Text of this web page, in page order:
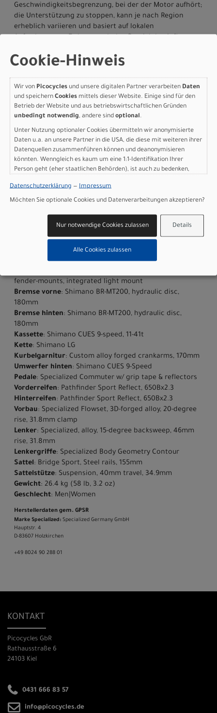
Geschwindigkeitsbegrenzung, bei der der Motor aufhört;
die Unterstützung zu stoppen, kann je nach Region
erheblich variieren und basiert auf lokalen
geringeren Bereich führen.
Motor : Specialized 2.0, 70Nm torque, custom tuned
: Specialized U2-710, alloy casing, state of charge
display, 710Wh
: E5 Aluminum, mid-drive motor, fully integrated
& lockable downtube battery, internal cable routing,
wheel lock mount, and front rack compatible
fender-mounts, integrated light mount
Bremse vorne: Shimano BR-MT200, hydraulic disc,
180mm
Bremse hinten: Shimano BR-MT200, hydraulic disc,
180mm
Kassette: Shimano CUES 9-speed, 11-41t
Kette: Shimano LG
Kurbelgarnitur: Custom alloy forged crankarms, 170mm
Umwerfer hinten: Shimano CUES 9-Speed
Pedale: Specialized Commuter w/ grip tape & reflectors
Vorderreifen: Pathfinder Sport Reflect, 650Bx2.3
Hinterreifen: Pathfinder Sport Reflect, 650Bx2.3
Vorbau: Specialized Flowset, 3D-forged alloy, 20-degree
rise, 31.8mm clamp
Lenker: Specialized, alloy, 15-degree backsweep, 46mm
rise, 31.8mm
Lenkergriffe: Specialized Body Geometry Contour
Sattel: Bridge Sport, Steel rails, 155mm
Sattelstütze: Suspension, 40mm travel, 34.9mm
Gewicht: 26.4 kg (58 lb, 3.2 oz)
Geschlecht: Men|Women
Herstellerdaten gem. GPSR
Marke Specialized: Specialized Germany GmbH
Hauptstr. 4
D-83607 Holzkirchen
+49 8024 90 288 01
KONTAKT
Picocycles GbR
Rathausstraße 6
24103 Kiel
0431 666 83 57
info@picocycles.de
Cookie-Hinweis
Wir von Picocycles und unsere digitalen Partner verarbeiten Daten
und speichern Cookies mittels dieser Website. Einige sind für den
Betrieb der Website und aus betriebswirtschaftlichen Gründen
unbedingt notwendig, andere sind optional.
Unter Nutzung optionaler Cookies übermitteln wir anonymisierte
Daten u.a. an unsere Partner in die USA, die diese mit weiteren ihrer
Datenquellen zusammenführen können und deanonymisieren
könnten. Wenngleich es kaum um eine 1:1-Identifikation Ihrer
Person geht (eher staatlichen Behörden), ist auch zu bedenken,
sind wie bei uns in der Europäischen Union.
Datenschutzerklärung — Impressum
Möchten Sie optionale Cookies und Datenverarbeitungen akzeptieren?
Details
Nur notwendige Cookies zulassen
Alle Cookies zulassen